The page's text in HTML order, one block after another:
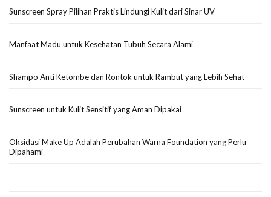
Sunscreen Spray Pilihan Praktis Lindungi Kulit dari Sinar UV
Manfaat Madu untuk Kesehatan Tubuh Secara Alami
Shampo Anti Ketombe dan Rontok untuk Rambut yang Lebih Sehat
Sunscreen untuk Kulit Sensitif yang Aman Dipakai
Oksidasi Make Up Adalah Perubahan Warna Foundation yang Perlu
Dipahami